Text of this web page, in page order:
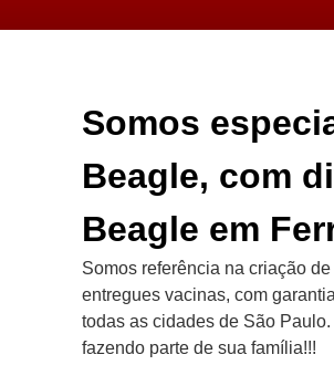
Somos
Beagle, com
Beagle em
Somos referência na criação
entregues vacinas, com
todas as cidades de São
fazendo parte de sua família!!!